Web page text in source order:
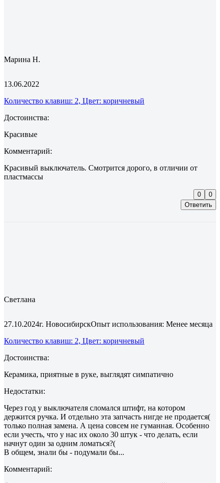
Марина Н.
13.06.2022
Количество клавиш: 2, Цвет: коричневый
Достоинства:
Красивые
Комментарий:
Красивый выключатель. Смотрится дорого, в отличии от
пластмассы
Ответить
0 0
Светлана
27.10.2024г. НовосибирскОпыт использования: Менее месяца
Количество клавиш: 2, Цвет: коричневый
Достоинства:
Керамика, приятные в руке, выглядят симпатично
Недостатки:
Через год у выключателя сломался штифт, на котором
держится ручка. И отдельно эта запчасть нигде не продается(
только полная замена. А цена совсем не гуманная. Особенно
если учесть, что у нас их около 30 штук - что делать, если
начнут один за одним ломаться?(
В общем, знали бы - подумали бы...
Комментарий: